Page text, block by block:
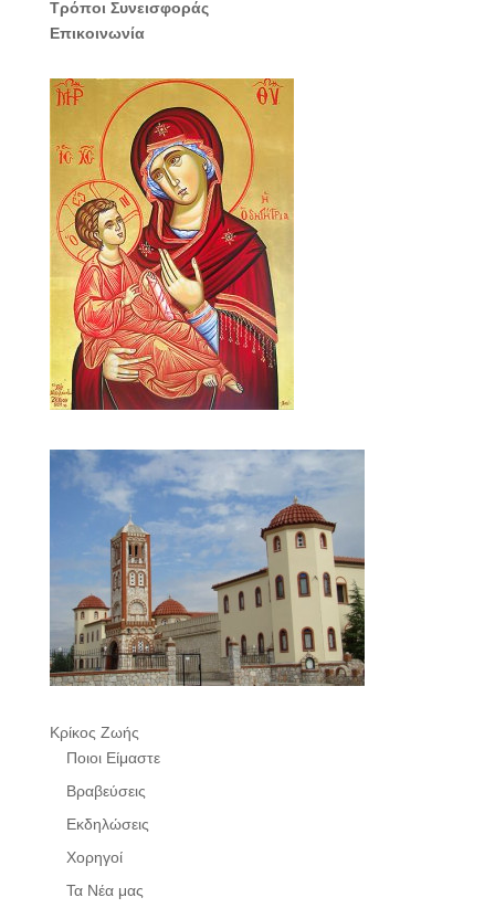
Τρόποι Συνεισφοράς
Επικοινωνία
Κρίκος Ζωής
Ποιοι Είμαστε
Βραβεύσεις
Εκδηλώσεις
Χορηγοί
Τα Νέα μας